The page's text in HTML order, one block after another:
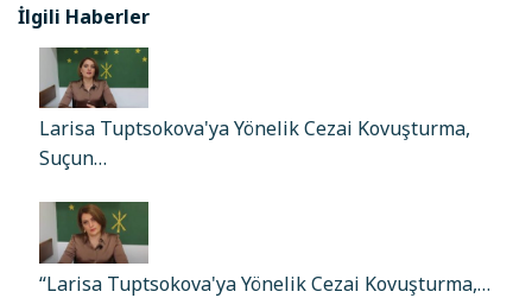
İlgili Haberler
Larisa Tuptsokova'ya Yönelik Cezai Kovuşturma,
Suçun…
“Larisa Tuptsokova'ya Yönelik Cezai Kovuşturma,…